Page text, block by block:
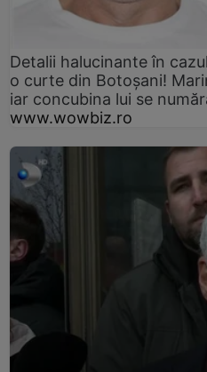
Detalii halucinante în
o curte din Botoșani!
iar concubina lui se
www.wowbiz.ro